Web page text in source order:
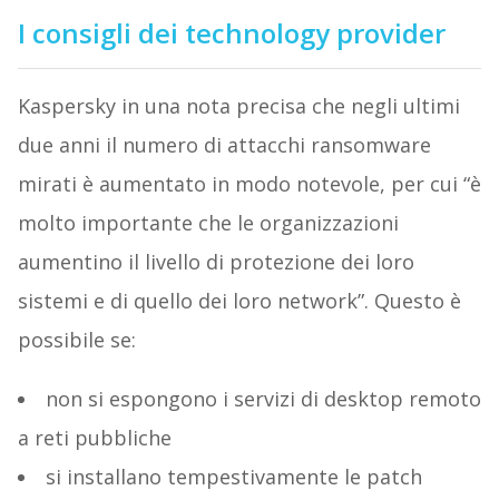
I consigli dei technology provider
Kaspersky in una nota precisa che negli ultimi
due anni il numero di attacchi ransomware
mirati è aumentato in modo notevole, per cui “è
molto importante che le organizzazioni
aumentino il livello di protezione dei loro
sistemi e di quello dei loro network”. Questo è
possibile se:
non si espongono i servizi di desktop remoto
a reti pubbliche
si installano tempestivamente le patch